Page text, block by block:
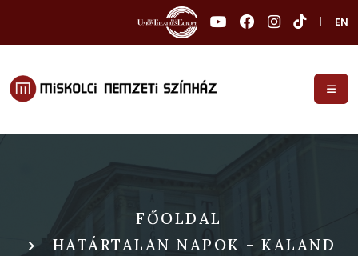
EN
FŐOLDAL
HATÁRTALAN NAPOK - KALAND